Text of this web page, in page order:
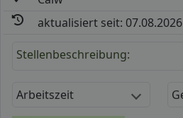
aktualisiert seit: 07.08.2026
Stellenbeschreibung:
Arbeitszeit